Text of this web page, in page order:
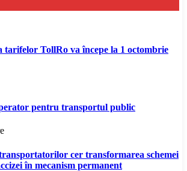
TollRo va începe la 1 octombrie
pentru transportul public
cer transformarea schemei
în mecanism permanent